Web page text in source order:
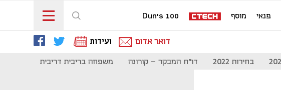
פנאי מוסף Dun's 100
דואר אדום ועידות
בחירות 2022 דו"ח המבקר - קורונה משפחה בריבית דריבית